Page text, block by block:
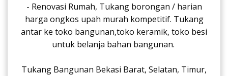
- Renovasi Rumah, Tukang borongan / harian
harga ongkos upah murah kompetitif. Tukang
antar ke toko bangunan,toko keramik, toko besi
untuk belanja bahan bangunan.
Tukang Bangunan Bekasi Barat, Selatan, Timur,